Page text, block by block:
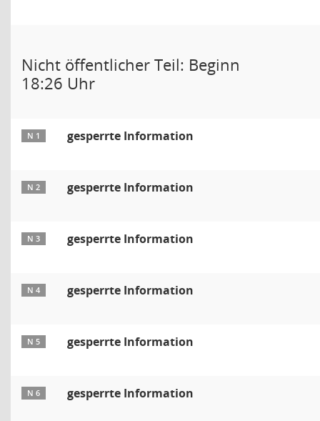
Nicht öffentlicher Teil: Beginn
18:26 Uhr
N 1 gesperrte Information
N 2 gesperrte Information
N 3 gesperrte Information
N 4 gesperrte Information
N 5 gesperrte Information
N 6 gesperrte Information